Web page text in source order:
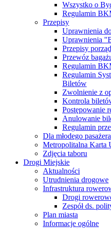
Wszystko o
Regulamin
Przepisy
Uprawnienia
Uprawnienia
Przepisy
Przewóz
Regulamin
Regulamin
Biletów
Zwolnienie z
Kontrola
Postępowanie
Anulowanie
Regulamin
Dla młodego pasażera
Metropolitalna Karta
Zdjęcia taboru
Drogi Miejskie
Aktualności
Utrudnienia drogowe
Infrastruktura
Drogi
Zespół ds.
Plan miasta
Informacje ogólne